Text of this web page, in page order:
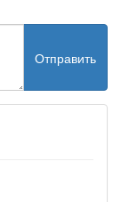
Отправить